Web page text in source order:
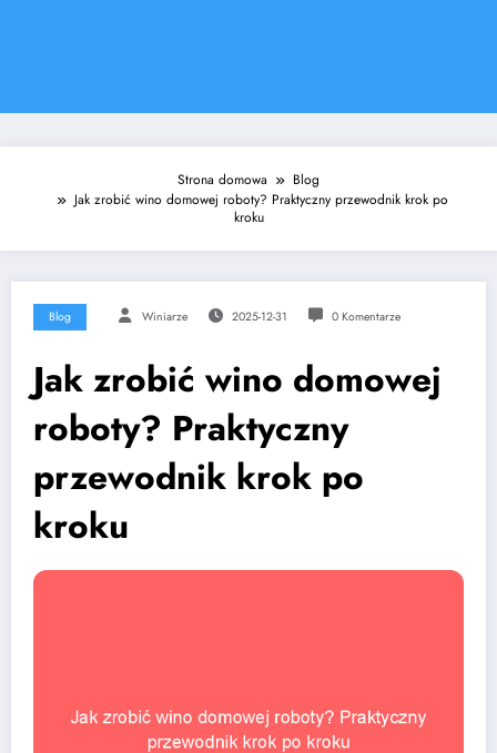
Strona domowa
Blog
Jak zrobić wino domowej roboty? Praktyczny przewodnik krok po
kroku
Blog Winiarze 2025-12-31 0 Komentarze
Jak zrobić wino domowej
roboty? Praktyczny
przewodnik krok po
kroku